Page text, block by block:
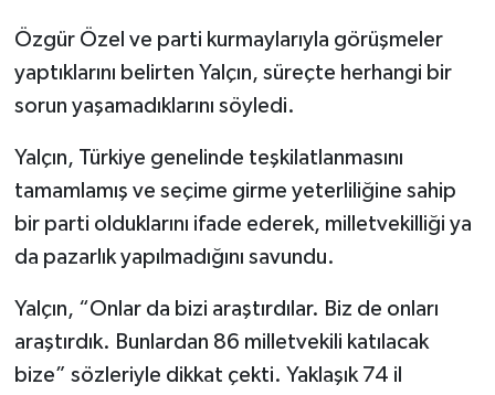
Özgür Özel ve parti kurmaylarıyla görüşmeler
yaptıklarını belirten Yalçın, süreçte herhangi bir
sorun yaşamadıklarını söyledi.
Yalçın, Türkiye genelinde teşkilatlanmasını
tamamlamış ve seçime girme yeterliliğine sahip
bir parti olduklarını ifade ederek, milletvekilliği ya
da pazarlık yapılmadığını savundu.
Yalçın, “Onlar da bizi araştırdılar. Biz de onları
araştırdık. Bunlardan 86 milletvekili katılacak
bize” sözleriyle dikkat çekti. Yaklaşık 74 il